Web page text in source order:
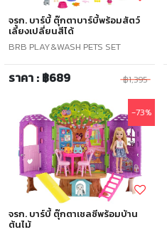
จรก. บาร์บี้ ตุ๊กตาบาร์บี้พร้อมสัตว์
เลี้ยงเปลี่ยนสีได้
BRB PLAY&WASH PETS SET
ราคา : ฿689 ฿1,395
-73%
จรก. บาร์บี้ ตุ๊กตาเชลซีพร้อมบ้าน
ต้นไม้